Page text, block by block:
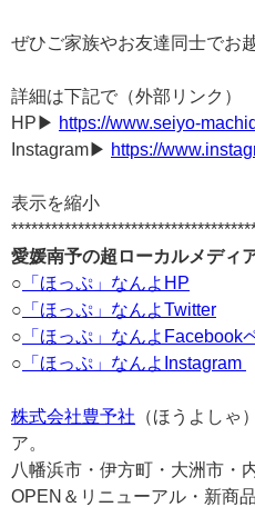
ぜひご家族やお友達同士でお
詳細は下記で（外部リンク）
HP ▶︎ https://www.seiyo-
Instagram▶︎ https://
表示を縮小
愛媛南予の超ローカルメディ
○ 「ほっぷ」なんよHP
○ 「ほっぷ」なんよTwitter
○ 「ほっぷ」なんよFacebook
○ 「ほっぷ」なんよInstagram
株式会社豊予社 （ほうよしゃ
ア。
八幡浜市・伊方町・大洲市・
OPEN＆リニューアル・新商